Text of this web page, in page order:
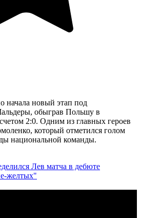
начала новый этап под
обыграв Польшу в
2:0. Одним из главных героев
который отметился голом
национальной команды.
Лев матча в дебюте
желтых"